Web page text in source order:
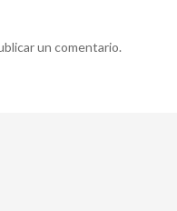
un comentario.